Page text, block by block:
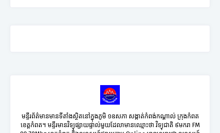
មន្ទីរព័ត៌មានមានទីតាំងស្ថិតនៅក្នុងភូមិ ១ឧសភា សង្កាត់កំពង់កណ្តាល់ ក្រុងកំពត
ខេត្តកំពត។ មន្ទីរមានវិទ្យុផ្សាយផ្ទាល់មួយដែលាមានឈ្មោះថា វិទ្យុជាតិ ៩មករា FM